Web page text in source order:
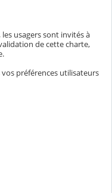
les usagers sont invités à
de cette charte,
préférences utilisateurs